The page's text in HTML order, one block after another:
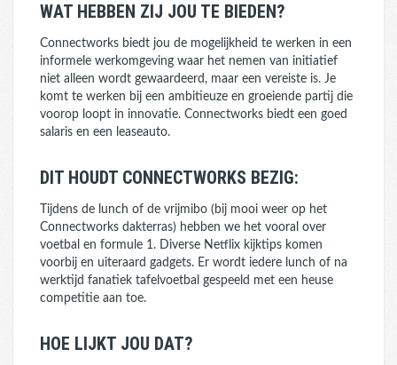
WAT HEBBEN ZIJ JOU TE BIEDEN?
Connectworks biedt jou de mogelijkheid te werken in een
informele werkomgeving waar het nemen van initiatief
niet alleen wordt gewaardeerd, maar een vereiste is. Je
komt te werken bij een ambitieuze en groeiende partij die
voorop loopt in innovatie. Connectworks biedt een goed
salaris en een leaseauto.
DIT HOUDT CONNECTWORKS BEZIG:
Tijdens de lunch of de vrijmibo (bij mooi weer op het
Connectworks dakterras) hebben we het vooral over
voetbal en formule 1. Diverse Netflix kijktips komen
voorbij en uiteraard gadgets. Er wordt iedere lunch of na
werktijd fanatiek tafelvoetbal gespeeld met een heuse
competitie aan toe.
HOE LIJKT JOU DAT?